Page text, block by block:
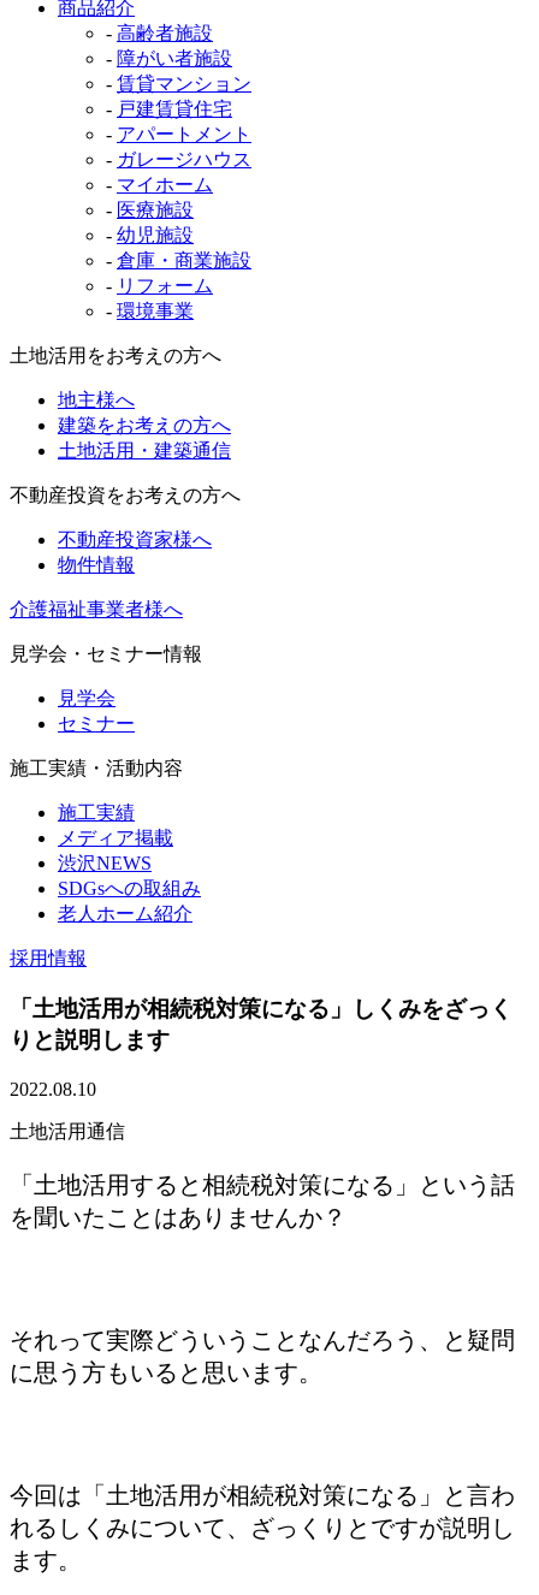
商品紹介
- 高齢者施設
- 障がい者施設
- 賃貸マンション
- 戸建賃貸住宅
- アパートメント
- ガレージハウス
- マイホーム
- 医療施設
- 幼児施設
- 倉庫・商業施設
- リフォーム
- 環境事業
土地活用をお考えの方へ
地主様へ
建築をお考えの方へ
土地活用・建築通信
不動産投資をお考えの方へ
不動産投資家様へ
物件情報
介護福祉事業者様へ
見学会・セミナー情報
見学会
セミナー
施工実績・活動内容
施工実績
メディア掲載
渋沢NEWS
SDGsへの取組み
老人ホーム紹介
採用情報
「土地活用が相続税対策になる」しくみをざっく
りと説明します
2022.08.10
土地活用通信
「土地活用すると相続税対策になる」という話
を聞いたことはありませんか？
それって実際どういうことなんだろう、と疑問
に思う方もいると思います。
今回は「土地活用が相続税対策になる」と言わ
れるしくみについて、ざっくりとですが説明し
ます。